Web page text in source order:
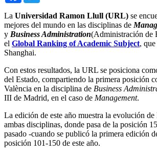
La Universidad Ramon Llull (URL) se
mejores del mundo en las disciplinas de
y Business Administration(Administración de
el Global Ranking of Academic Subject,
Shanghai.
Con estos resultados, la URL se posiciona
del Estado, compartiendo la primera posición
València en la disciplina de Business
III de Madrid, en el caso de Management.
La edición de este año muestra la evolución
ambas disciplinas, donde pasa de la posición
pasado -cuando se publicó la primera edición
posición 101-150 de este año.